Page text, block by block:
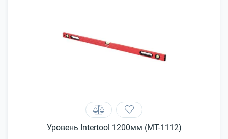
Уровень Intertool 1200мм (MT-1112)